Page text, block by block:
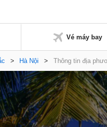
Vé máy bay
> Hà Nội > Thông tin địa